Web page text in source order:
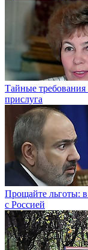
Тайные требования
прислуга
Прощайте льготы:
с Россией